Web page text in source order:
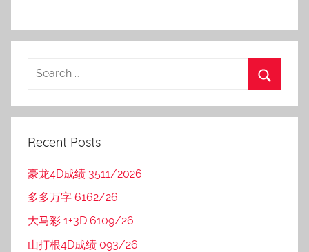
Recent Posts
豪龙4D成绩 3511/2026
多多万字 6162/26
大马彩 1+3D 6109/26
山打根4D成绩 093/26